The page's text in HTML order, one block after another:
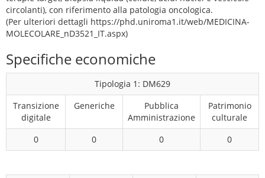
circolanti), con riferimento alla patologia oncologica.
(Per ulteriori dettagli https://phd.uniroma1.it/web/MEDICINA-
MOLECOLARE_nD3521_IT.aspx)
Specifiche economiche
Tipologia 1: DM629
Transizione
digitale
Generiche
Pubblica
Amministrazione
Patrimonio
culturale
0
0 0 0